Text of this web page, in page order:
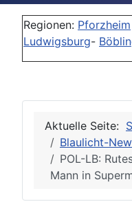
Regionen: Pforzheim
Ludwigsburg-
Aktuelle Seite:
Blaulicht-
POL-LB:
Mann in